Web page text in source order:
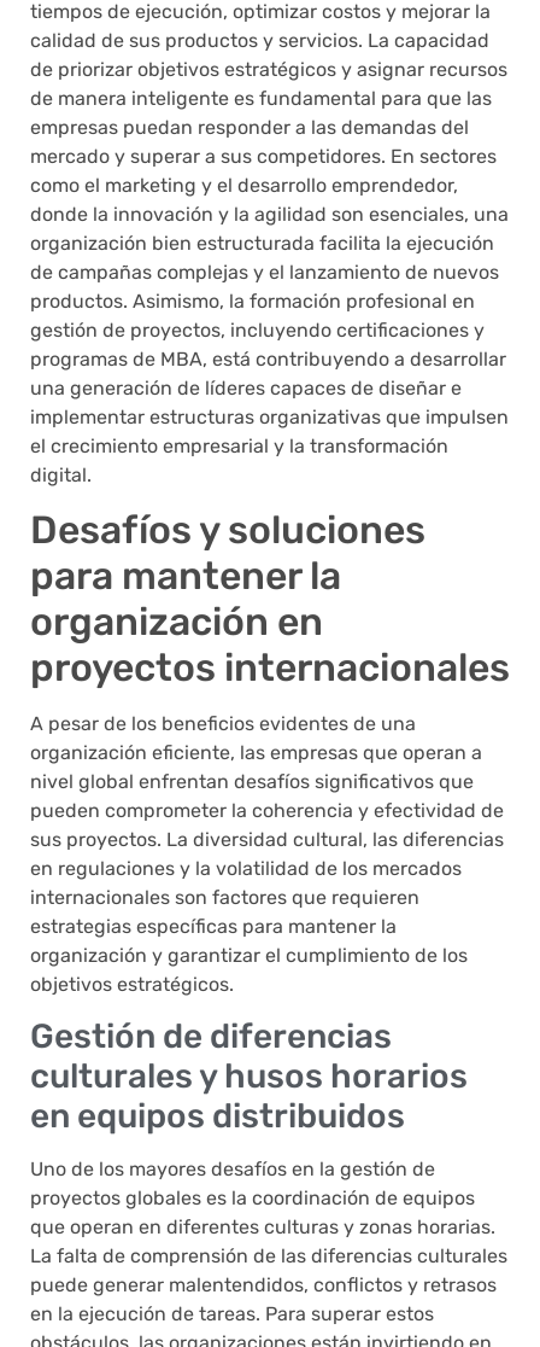
tiempos de ejecución, optimizar costos y mejorar la
calidad de sus productos y servicios. La capacidad
de priorizar objetivos estratégicos y asignar recursos
de manera inteligente es fundamental para que las
empresas puedan responder a las demandas del
mercado y superar a sus competidores. En sectores
como el marketing y el desarrollo emprendedor,
donde la innovación y la agilidad son esenciales, una
organización bien estructurada facilita la ejecución
de campañas complejas y el lanzamiento de nuevos
productos. Asimismo, la formación profesional en
gestión de proyectos, incluyendo certificaciones y
programas de MBA, está contribuyendo a desarrollar
una generación de líderes capaces de diseñar e
implementar estructuras organizativas que impulsen
el crecimiento empresarial y la transformación
digital.
Desafíos y soluciones
para mantener la
organización en
proyectos internacionales
A pesar de los beneficios evidentes de una
organización eficiente, las empresas que operan a
nivel global enfrentan desafíos significativos que
pueden comprometer la coherencia y efectividad de
sus proyectos. La diversidad cultural, las diferencias
en regulaciones y la volatilidad de los mercados
internacionales son factores que requieren
estrategias específicas para mantener la
organización y garantizar el cumplimiento de los
objetivos estratégicos.
Gestión de diferencias
culturales y husos horarios
en equipos distribuidos
Uno de los mayores desafíos en la gestión de
proyectos globales es la coordinación de equipos
que operan en diferentes culturas y zonas horarias.
La falta de comprensión de las diferencias culturales
puede generar malentendidos, conflictos y retrasos
en la ejecución de tareas. Para superar estos